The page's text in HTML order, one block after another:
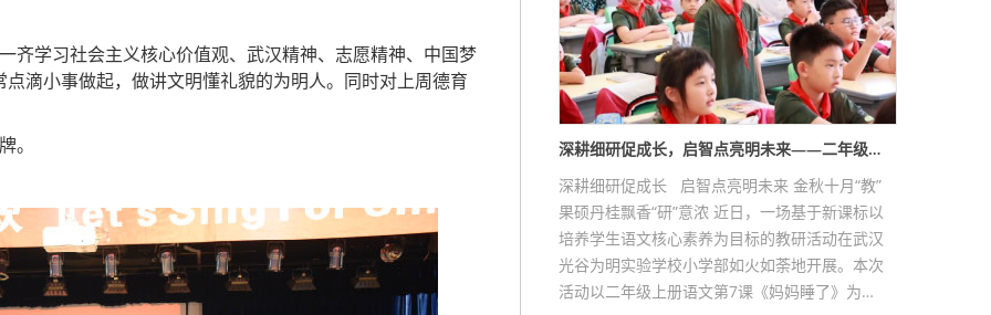
学习社会主义核心价值观、武汉精神、志愿精神、中国梦
滴小事做起，做讲文明懂礼貌的为明人。同时对上周德育
。
深耕细研促成长，启智点亮明未来——二年级…
深耕细研促成长 启智点亮明未来 金秋十月“教”
果硕丹桂飘香“研”意浓 近日，一场基于新课标以
培养学生语文核心素养为目标的教研活动在武汉
光谷为明实验学校小学部如火如荼地开展。本次
活动以二年级上册语文第7课《妈妈睡了》为…